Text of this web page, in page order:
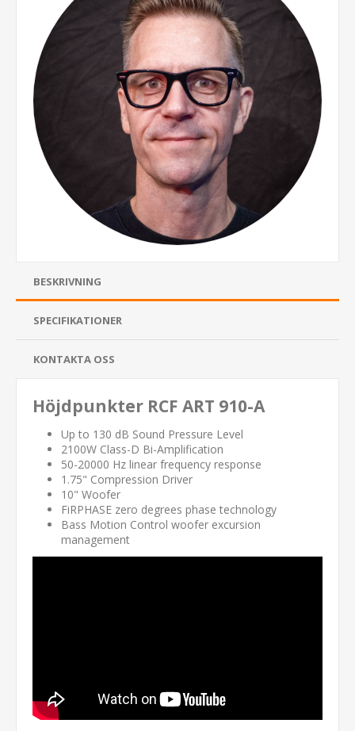
BESKRIVNING
SPECIFIKATIONER
KONTAKTA OSS
Höjdpunkter RCF ART 910-A
Up to 130 dB Sound Pressure Level
2100W Class-D Bi-Amplification
50-20000 Hz linear frequency response
1.75" Compression Driver
10" Woofer
FiRPHASE zero degrees phase technology
Bass Motion Control woofer excursion
management